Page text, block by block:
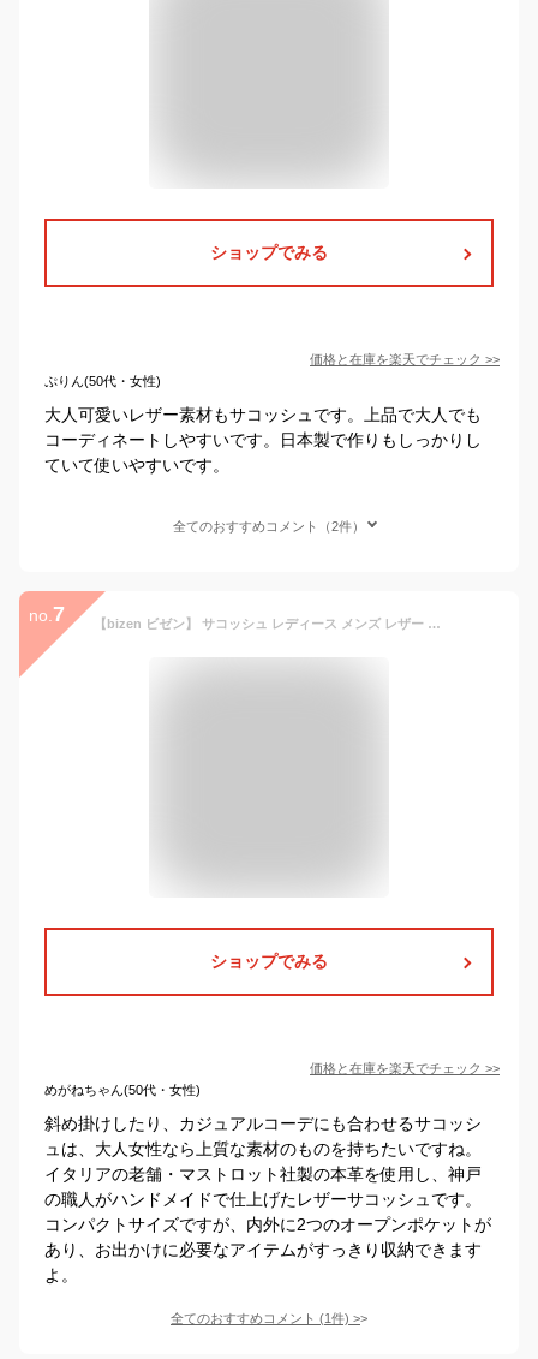
ショップでみる
価格と在庫を楽天でチェック >>
ぷりん(50代・女性)
大人可愛いレザー素材もサコッシュです。上品で大人でも
コーディネートしやすいです。日本製で作りもしっかりし
ていて使いやすいです。
全てのおすすめコメント（2件）
no. 7 【bizen ビゼン】 サコッシュ レディース メンズ レザー イタリアンレザー 牛革 軽量 きれいめ ブランド 縦型 日本製 斜め掛け 牛革 革 小さめ ポシェット サコッシュ ボディバッグ レディース きれいめ 軽量 レザー マルチショルダー 母の日ギフト
ショップでみる
価格と在庫を楽天でチェック >>
めがねちゃん(50代・女性)
斜め掛けしたり、カジュアルコーデにも合わせるサコッシ
ュは、大人女性なら上質な素材のものを持ちたいですね。
イタリアの老舗・マストロット社製の本革を使用し、神戸
の職人がハンドメイドで仕上げたレザーサコッシュです。
コンパクトサイズですが、内外に2つのオープンポケットが
あり、お出かけに必要なアイテムがすっきり収納できます
よ。
全てのおすすめコメント (1件) >